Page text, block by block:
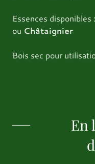
Essences disponibles :
ou Châtaignier
Bois sec pour
En